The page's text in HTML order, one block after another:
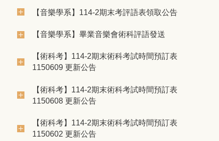
【音樂學系】114-2期末考評語表領取公告
【音樂學系】畢業音樂會術科評語發送
【術科考】114-2期末術科考試時間預訂表
1150609 更新公告
【術科考】114-2期末術科考試時間預訂表
1150608 更新公告
【術科考】114-2期末術科考試時間預訂表
1150602 更新公告